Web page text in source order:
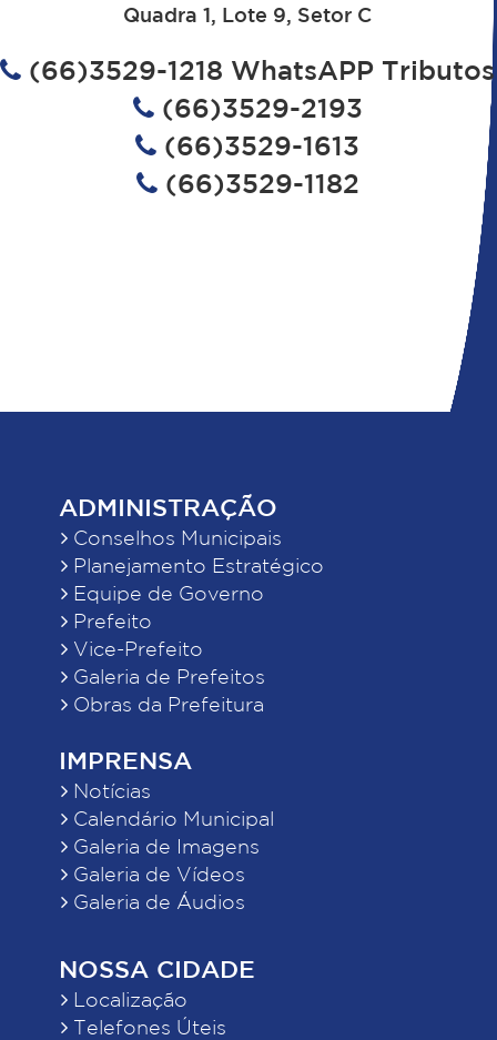
Quadra 1, Lote 9, Setor C
(66)3529-1218 WhatsAPP Tributos
(66)3529-2193
(66)3529-1613
(66)3529-1182
ADMINISTRAÇÃO
Conselhos Municipais
Planejamento Estratégico
Equipe de Governo
Prefeito
Vice-Prefeito
Galeria de Prefeitos
Obras da Prefeitura
IMPRENSA
Notícias
Calendário Municipal
Galeria de Imagens
Galeria de Vídeos
Galeria de Áudios
NOSSA CIDADE
Localização
Telefones Úteis